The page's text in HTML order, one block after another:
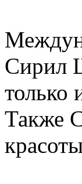
Сирил
только
Также